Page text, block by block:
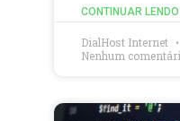
CONTINUAR LENDO
DialHost Internet
Nenhum